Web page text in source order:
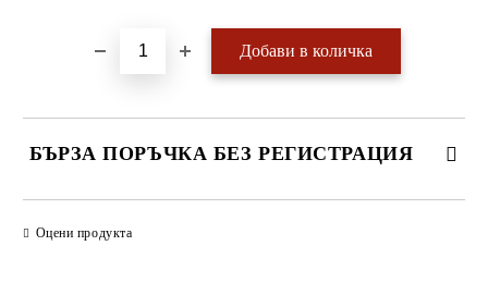
БЪРЗА ПОРЪЧКА БЕЗ РЕГИСТРАЦИЯ
Оцени продукта